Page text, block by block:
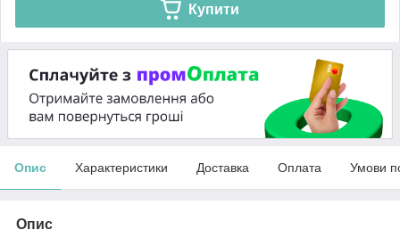
Купити
Опис Характеристики Доставка Оплата Умови
Опис